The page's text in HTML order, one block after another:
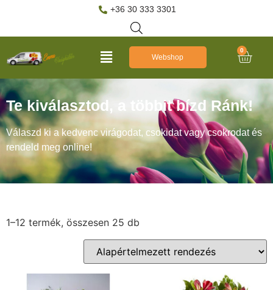
+36 30 333 3301
Webshop
0
Te kiválasztod, a többit bízd Ránk!
Válaszd ki a kedvenc virágodat, csokidat vagy csokrodat és
rendeld meg online!
1–12 termék, összesen 25 db